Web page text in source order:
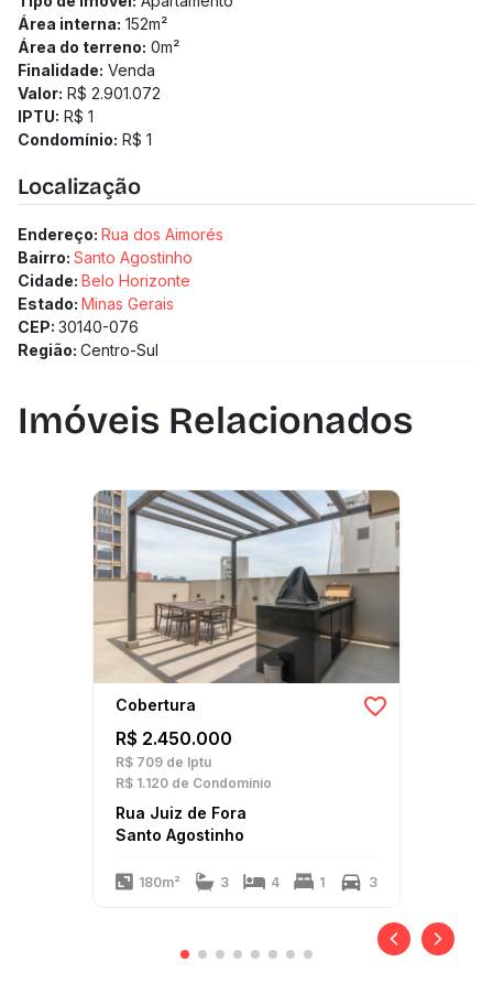
Área interna: 152m²
Área do terreno: 0m²
Finalidade: Venda
Valor: R$ 2.901.072
IPTU: R$ 1
Condomínio: R$ 1
Localização
Endereço: Rua dos Aimorés
Bairro: Santo Agostinho
Cidade: Belo Horizonte
Estado: Minas Gerais
CEP: 30140-076
Região: Centro-Sul
Imóveis Relacionados
Cobertura
R$ 2.450.000
R$ 709 de Iptu
R$ 1.120 de Condomínio
Rua Juiz de Fora
Santo Agostinho
180m² 3 4 1 3